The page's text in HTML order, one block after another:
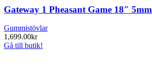
Gateway 1 Pheasant Game 18″ 5mm
Gummistövlar
1,699.00kr
Gå till butik!